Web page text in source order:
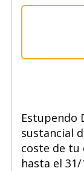
Estupendo
sustancial
coste de tu
hasta el 31/